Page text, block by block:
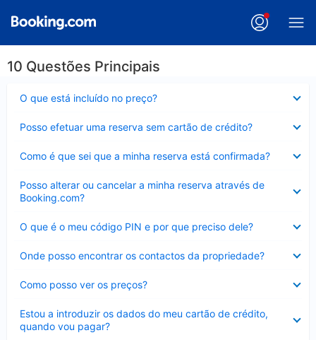
10 Questões Principais
O que está incluído no preço?
fechado
Posso efetuar uma reserva sem cartão de crédito?
fechado
Como é que sei que a minha reserva está confirmada?
fechado
Posso alterar ou cancelar a minha reserva através de
Booking.com?
fechado
O que é o meu código PIN e por que preciso dele?
fechado
Onde posso encontrar os contactos da propriedade?
fechado
Como posso ver os preços?
fechado
Estou a introduzir os dados do meu cartão de crédito,
quando vou pagar?
fechado